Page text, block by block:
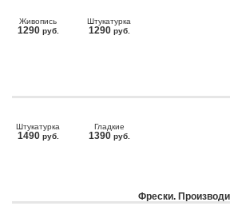
Живопись
1290 руб.
Штукатурка
1290 руб.
Штукатурка
1490 руб.
Гладкие
1390 руб.
Фрески.